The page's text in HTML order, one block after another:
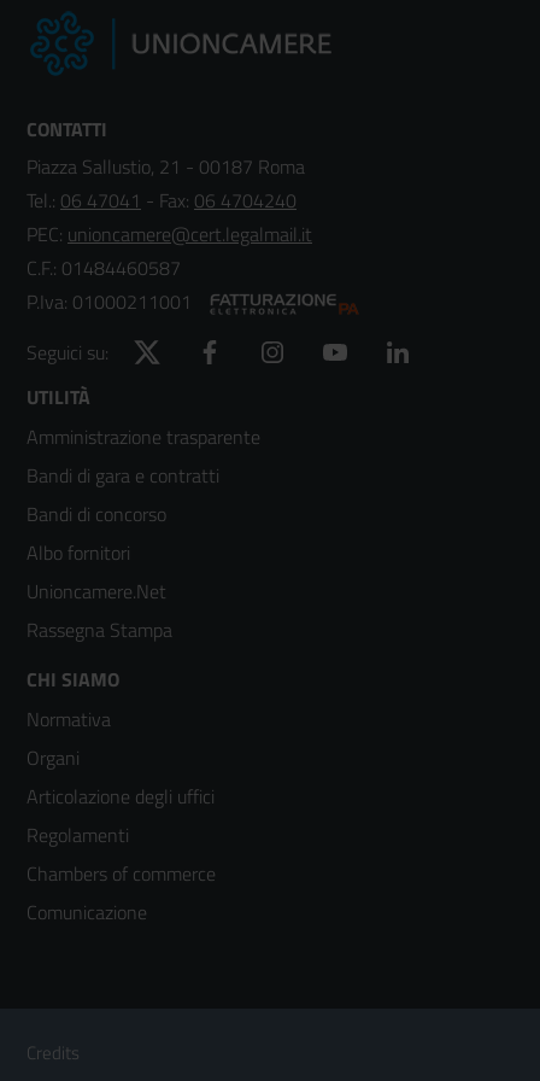
CONTATTI
Piazza Sallustio, 21 - 00187 Roma
Tel.: 06 47041 - Fax: 06 4704240
PEC: unioncamere@cert.legalmail.it
C.F.: 01484460587
P.Iva: 01000211001
Seguici su:
Twitter Facebook Instagram YouTube
Footer
menù
colonna
2
UTILITÀ
Amministrazione trasparente
Bandi di gara e contratti
Bandi di concorso
Albo fornitori
Unioncamere.Net
Rassegna Stampa
Footer
menù
colonna
3
CHI SIAMO
Normativa
Organi
Articolazione degli uffici
Regolamenti
Chambers of commerce
Comunicazione
Footer
Credits